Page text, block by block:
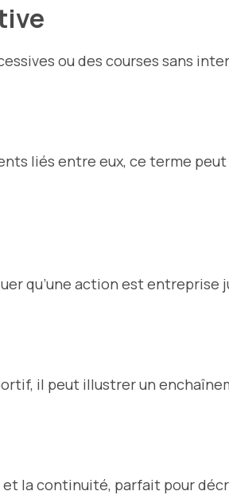
ou des courses sans
liés entre eux, ce terme
qu’une action est entreprise
il peut illustrer un
la continuité, parfait pour